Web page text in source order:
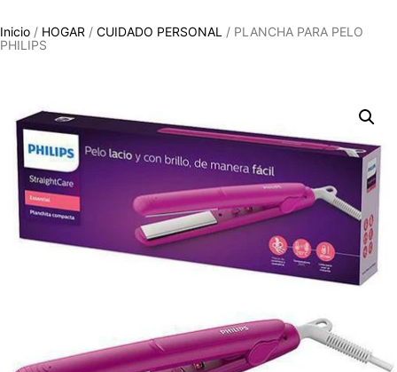
Inicio / HOGAR / CUIDADO PERSONAL / PLANCHA PARA PELO
PHILIPS